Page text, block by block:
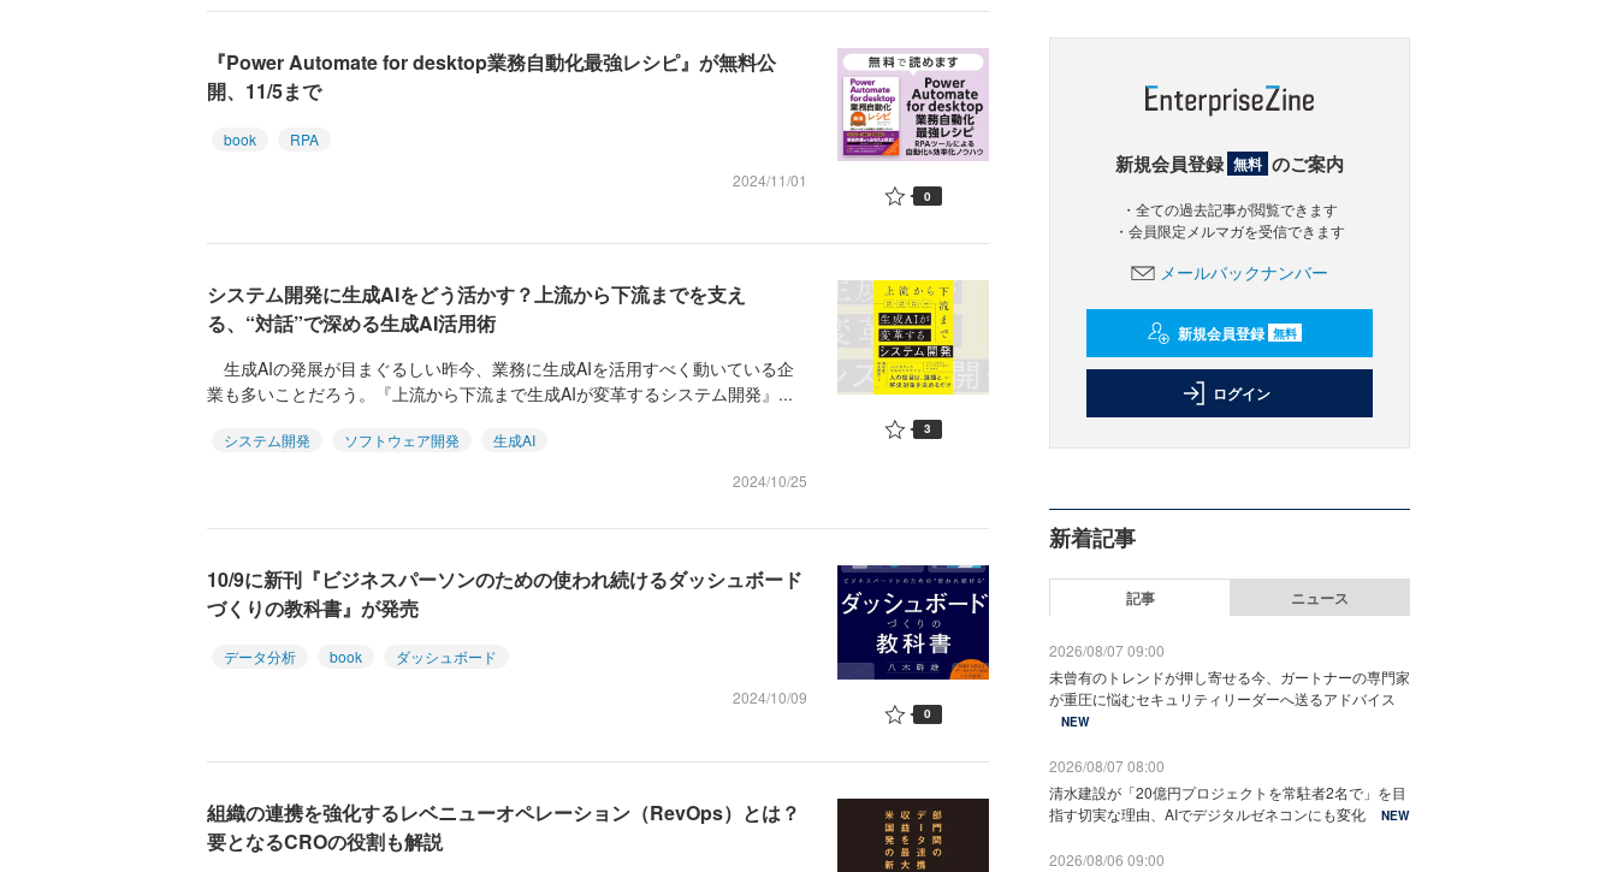
『Power Automate for desktop業務自動化最強レシピ』が無料公
開、11/5まで
book
RPA
2024/11/01
0
システム開発に生成AIをどう活かす？上流から下流までを支え
る、“対話”で深める生成AI活用術
生成AIの発展が目まぐるしい昨今、業務に生成AIを活用すべく動いている企
業も多いことだろう。『上流から下流まで生成AIが変革するシステム開発』...
システム開発 ソフトウェア開発
生成AI
2024/10/25
3
10/9に新刊『ビジネスパーソンのための使われ続けるダッシュボード
づくりの教科書』が発売
データ分析 book
ダッシュボード
2024/10/09
0
組織の連携を強化するレベニューオペレーション（RevOps）とは？
要となるCROの役割も解説
新規会員登録 無料 のご案内
・全ての過去記事が閲覧できます
・会員限定メルマガを受信できます
メールバックナンバー
新規会員登録 無料
ログイン
新着記事
記事 ニュース
2026/08/07 09:00
未曾有のトレンドが押し寄せる今、ガートナーの専門家
が重圧に悩むセキュリティリーダーへ送るアドバイス
NEW
2026/08/07 08:00
清水建設が「20億円プロジェクトを常駐者2名で」を目
指す切実な理由、AIでデジタルゼネコンにも変化
NEW
2026/08/06 09:00